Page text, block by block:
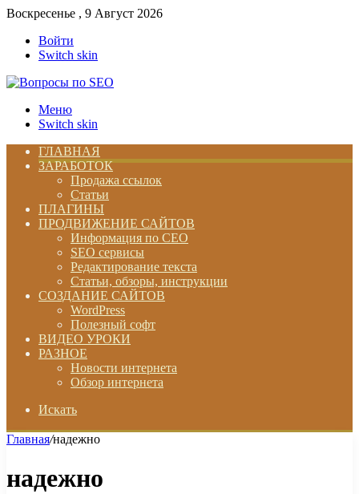
Воскресенье , 9 Август 2026
Войти
Switch skin
Меню
Switch skin
ГЛАВНАЯ
ЗАРАБОТОК
Продажа ссылок
Статьи
ПЛАГИНЫ
ПРОДВИЖЕНИЕ САЙТОВ
Информация по СЕО
SEO сервисы
Редактирование текста
Статьи, обзоры, инструкции
СОЗДАНИЕ САЙТОВ
WordPress
Полезный софт
ВИДЕО УРОКИ
РАЗНОЕ
Новости интернета
Обзор интернета
Искать
Главная/надежно
надежно